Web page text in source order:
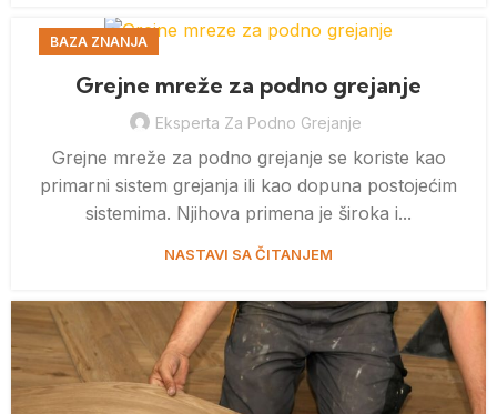
BAZA ZNANJA
Grejne mreže za podno grejanje
Eksperta Za Podno Grejanje
Grejne mreže za podno grejanje se koriste kao
primarni sistem grejanja ili kao dopuna postojećim
sistemima. Njihova primena je široka i...
NASTAVI SA ČITANJEM